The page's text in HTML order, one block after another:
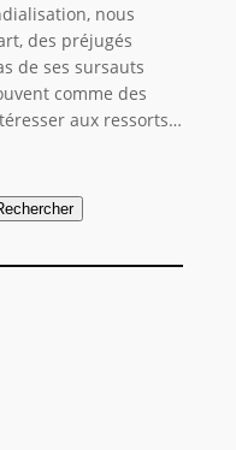
nous
des préjugés
de ses sursauts
comme des
aux ressorts…